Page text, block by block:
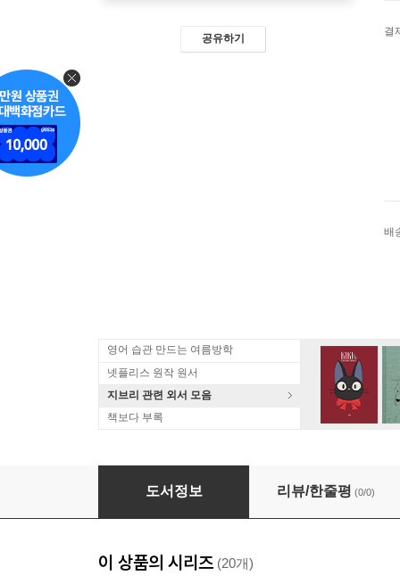
공유하기
결
배
영어 습관 만드는 여름방학
넷플리스 원작 원서
지브리 관련 외서 모음
책보다 부록
(예약도서) 魔導具師ダリヤはうつむかない(14)
도서정보 리뷰/한줄평 (0/0)
이 상품의 시리즈 (20개)